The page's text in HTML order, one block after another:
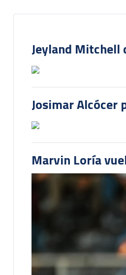
Jeyland Mitchell
Josimar Alcócer
Marvin Loría